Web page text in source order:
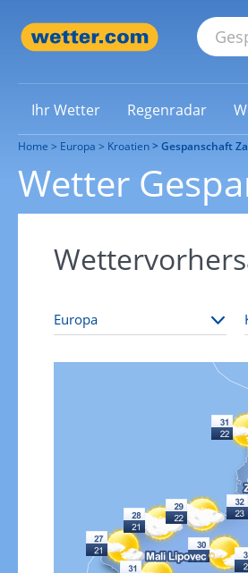
Ihr Wetter Regenradar
Home Europa Kroatien Gespanschaft
Wetter